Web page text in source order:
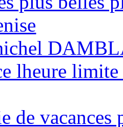
lheure limite
de vacances